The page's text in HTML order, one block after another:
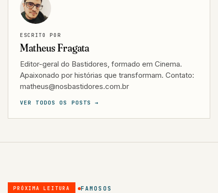
ESCRITO POR
Matheus Fragata
Editor-geral do Bastidores, formado em Cinema.
Apaixonado por histórias que transformam. Contato:
matheus@nosbastidores.com.br
VER TODOS OS POSTS →
PRÓXIMA LEITURA FAMOSOS